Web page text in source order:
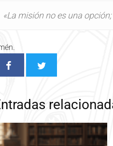
«La misión no es una